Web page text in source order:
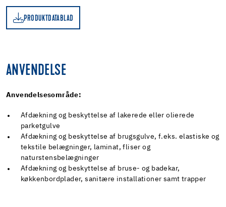
PRODUKTDATABLAD
ANVENDELSE
Anvendelsesområde:
Afdækning og beskyttelse af lakerede eller olierede
parketgulve
Afdækning og beskyttelse af brugsgulve, f.eks. elastiske og
tekstile belægninger, laminat, fliser og
naturstensbelægninger
Afdækning og beskyttelse af bruse- og badekar,
køkkenbordplader, sanitære installationer samt trapper